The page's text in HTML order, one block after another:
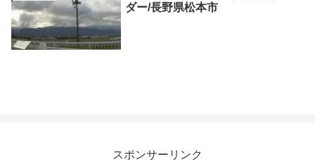
ダー/長野県松本市
スポンサーリンク